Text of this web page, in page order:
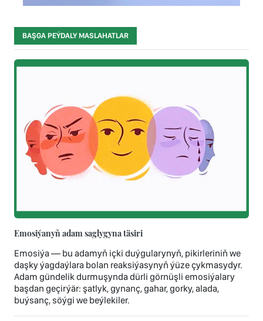
BAŞGA PEÝDALY MASLAHATLAR
Emosiýanyň adam saglygyna täsiri
Emosiýa — bu adamyň içki duýgularynyň, pikirleriniň we
daşky ýagdaýlara bolan reaksiýasynyň ýüze çykmasydyr.
Adam gündelik durmuşynda dürli görnüşli emosiýalary
başdan geçirýär: şatlyk, gynanç, gahar, gorky, alada,
buýsanç, söýgi we beýlekiler.